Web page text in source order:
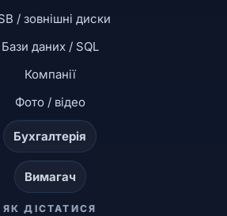
/ зовнішні диски
Бази даних / SQL
Компанії
Фото / відео
Бухгалтерія
Вимагач
ЯК ДІСТАТИСЯ